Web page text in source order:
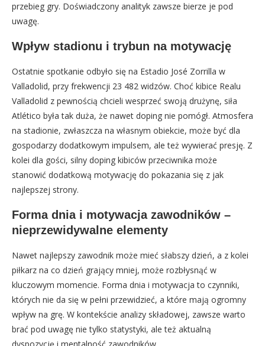
przebieg gry. Doświadczony analityk zawsze bierze je pod
uwagę.
Wpływ stadionu i trybun na motywację
Ostatnie spotkanie odbyło się na Estadio José Zorrilla w
Valladolid, przy frekwencji 23 482 widzów. Choć kibice Realu
Valladolid z pewnością chcieli wesprzeć swoją drużynę, siła
Atlético była tak duża, że nawet doping nie pomógł. Atmosfera
na stadionie, zwłaszcza na własnym obiekcie, może być dla
gospodarzy dodatkowym impulsem, ale też wywierać presję. Z
kolei dla gości, silny doping kibiców przeciwnika może
stanowić dodatkową motywację do pokazania się z jak
najlepszej strony.
Forma dnia i motywacja zawodników –
nieprzewidywalne elementy
Nawet najlepszy zawodnik może mieć słabszy dzień, a z kolei
piłkarz na co dzień grający mniej, może rozbłysnąć w
kluczowym momencie. Forma dnia i motywacja to czynniki,
których nie da się w pełni przewidzieć, a które mają ogromny
wpływ na grę. W kontekście analizy składowej, zawsze warto
brać pod uwagę nie tylko statystyki, ale też aktualną